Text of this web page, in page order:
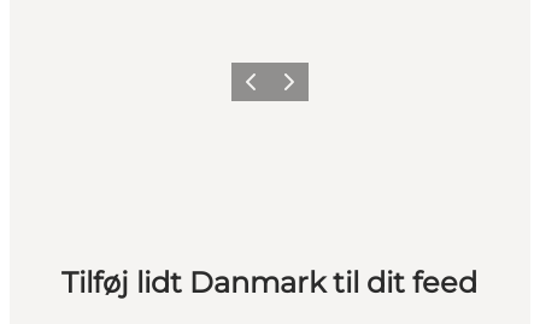
ForrigeNæste
Tilføj lidt Danmark til dit feed